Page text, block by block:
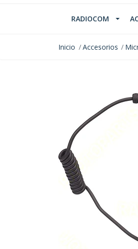
RADIOCOM
Inicio Accesorios